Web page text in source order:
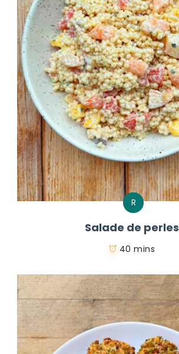
R
Salade de perles
40 mins